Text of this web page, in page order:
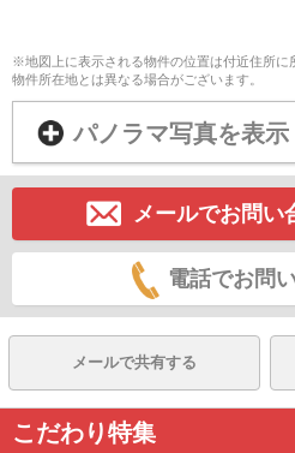
※地図上に表示される物件の位置は付近住所に
物件所在地とは異なる場合がございます。
パノラマ写真を表示
メールでお問い
電話でお問
メールで共有する
こだわり特集